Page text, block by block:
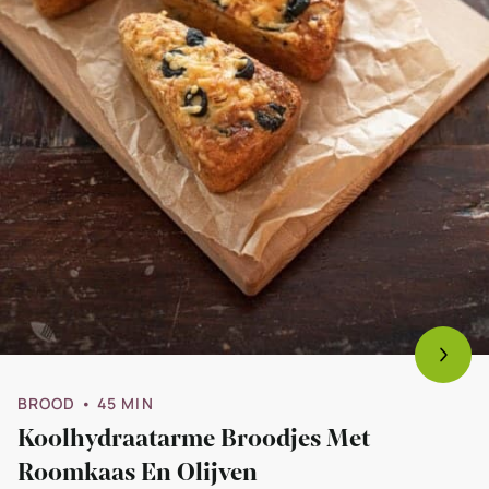
BROOD • 45 MIN
Koolhydraatarme Broodjes Met
Roomkaas En Olijven